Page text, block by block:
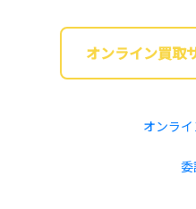
オンライン買取
オンラ